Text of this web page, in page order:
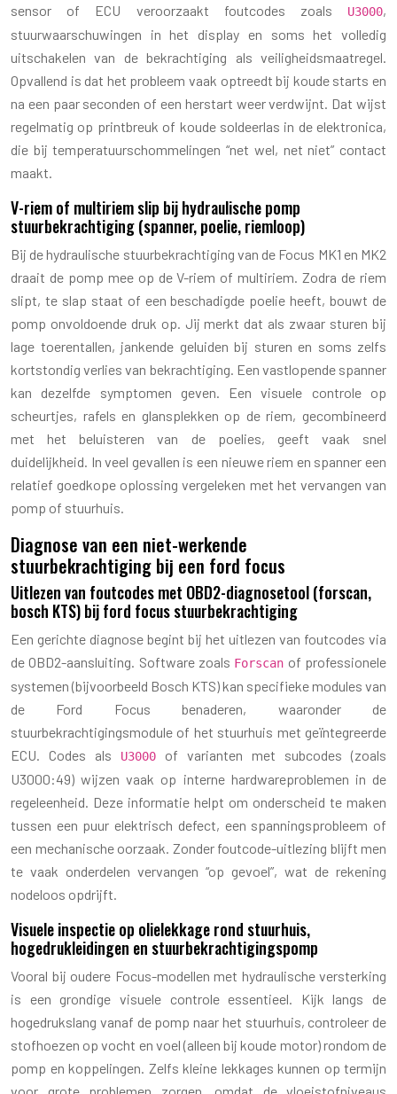
sensor of ECU veroorzaakt foutcodes zoals
U3000,
stuurwaarschuwingen in het display en soms het volledig
uitschakelen van de bekrachtiging als veiligheidsmaatregel.
Opvallend is dat het probleem vaak optreedt bij koude starts en
na een paar seconden of een herstart weer verdwijnt. Dat wijst
regelmatig op printbreuk of koude soldeerlas in de elektronica,
die bij temperatuurschommelingen “net wel, net niet” contact
maakt.
V-riem of multiriem slip bij hydraulische pomp
stuurbekrachtiging (spanner, poelie, riemloop)
Bij de hydraulische stuurbekrachtiging van de Focus MK1 en MK2
draait de pomp mee op de V-riem of multiriem. Zodra de riem
slipt, te slap staat of een beschadigde poelie heeft, bouwt de
pomp onvoldoende druk op. Jij merkt dat als zwaar sturen bij
lage toerentallen, jankende geluiden bij sturen en soms zelfs
kortstondig verlies van bekrachtiging. Een vastlopende spanner
kan dezelfde symptomen geven. Een visuele controle op
scheurtjes, rafels en glansplekken op de riem, gecombineerd
met het beluisteren van de poelies, geeft vaak snel
duidelijkheid. In veel gevallen is een nieuwe riem en spanner een
relatief goedkope oplossing vergeleken met het vervangen van
pomp of stuurhuis.
Diagnose van een niet-werkende
stuurbekrachtiging bij een ford focus
Uitlezen van foutcodes met OBD2-diagnosetool (forscan,
bosch KTS) bij ford focus stuurbekrachtiging
Een gerichte diagnose begint bij het uitlezen van foutcodes via
de OBD2-aansluiting. Software zoals Forscan of professionele
systemen (bijvoorbeeld Bosch KTS) kan specifieke modules van
de Ford Focus benaderen, waaronder de
stuurbekrachtigingsmodule of het stuurhuis met geïntegreerde
ECU. Codes als
U3000 of varianten met subcodes (zoals
U3000:49) wijzen vaak op interne hardwareproblemen in de
regeleenheid. Deze informatie helpt om onderscheid te maken
tussen een puur elektrisch defect, een spanningsprobleem of
een mechanische oorzaak. Zonder foutcode-uitlezing blijft men
te vaak onderdelen vervangen “op gevoel”, wat de rekening
nodeloos opdrijft.
Visuele inspectie op olielekkage rond stuurhuis,
hogedrukleidingen en stuurbekrachtigingspomp
Vooral bij oudere Focus-modellen met hydraulische versterking
is een grondige visuele controle essentieel. Kijk langs de
hogedrukslang vanaf de pomp naar het stuurhuis, controleer de
stofhoezen op vocht en voel (alleen bij koude motor) rondom de
pomp en koppelingen. Zelfs kleine lekkages kunnen op termijn